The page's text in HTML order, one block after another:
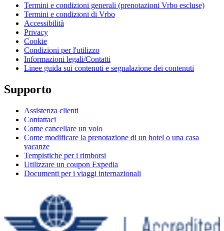
Termini e condizioni generali (prenotazioni Vrbo escluse)
Termini e condizioni di Vrbo
Accessibilità
Privacy
Cookie
Condizioni per l'utilizzo
Informazioni legali/Contatti
Linee guida sui contenuti e segnalazione dei contenuti
Supporto
Assistenza clienti
Contattaci
Come cancellare un volo
Come modificare la prenotazione di un hotel o una casa
vacanze
Tempistiche per i rimborsi
Utilizzare un coupon Expedia
Documenti per i viaggi internazionali